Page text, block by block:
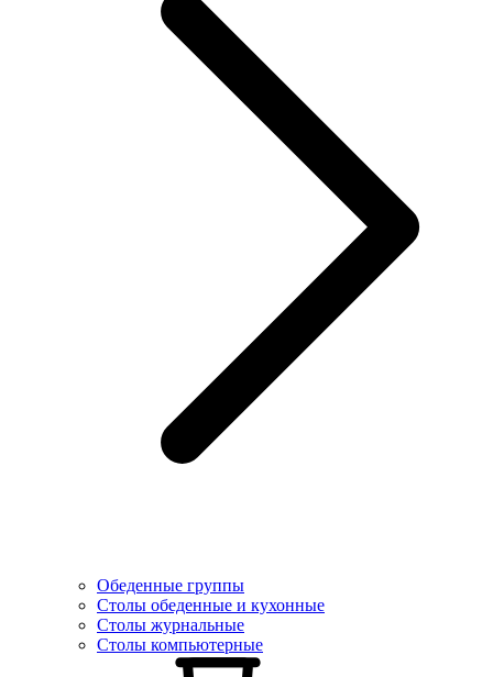
Обеденные группы
Столы обеденные и кухонные
Столы журнальные
Столы компьютерные